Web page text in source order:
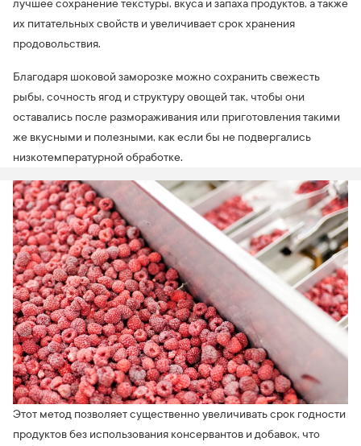
лучшее сохранение текстуры, вкуса и запаха продуктов, а также
их питательных свойств и увеличивает срок хранения
продовольствия.
Благодаря шоковой заморозке можно сохранить свежесть
рыбы, сочность ягод и структуру овощей так, чтобы они
оставались после размораживания или приготовления такими
же вкусными и полезными, как если бы не подвергались
низкотемпературной обработке.
Этот метод позволяет существенно увеличивать срок годности
продуктов без использования консервантов и добавок, что